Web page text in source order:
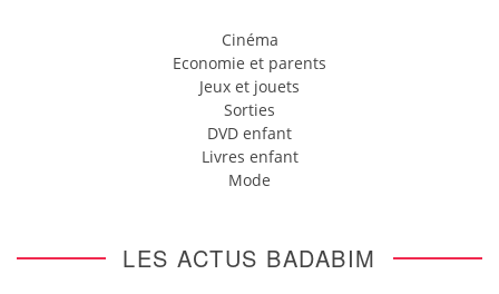
Cinéma
Economie et parents
Jeux et jouets
Sorties
DVD enfant
Livres enfant
Mode
LES ACTUS BADABIM